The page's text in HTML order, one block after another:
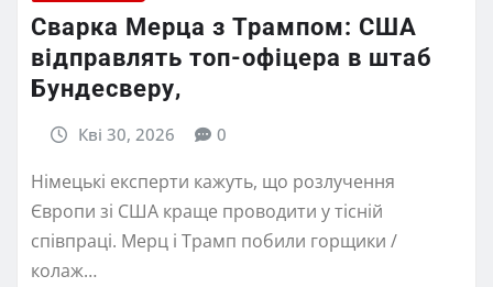
Сварка Мерца з Трампом: США
відправлять топ-офіцера в штаб
Бундесверу,
Кві 30, 2026 0
Німецькі експерти кажуть, що розлучення
Європи зі США краще проводити у тісній
співпраці. Мерц і Трамп побили горщики /
колаж…